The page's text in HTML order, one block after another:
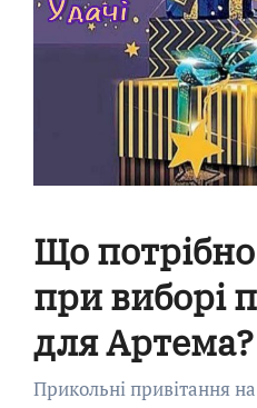
Що
при виборі
для Артема?
Прикольні привітання